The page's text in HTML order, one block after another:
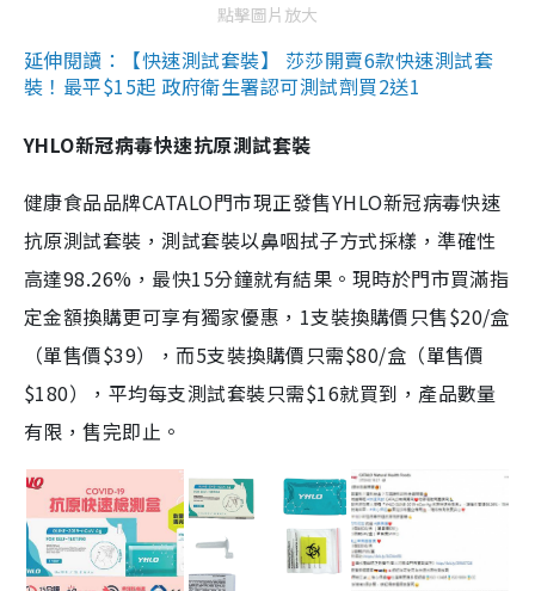
點擊圖片放大
延伸閱讀：【快速測試套裝】 莎莎開賣6款快速測試套
裝！最平$15起 政府衛生署認可測試劑買2送1
YHLO新冠病毒快速抗原測試套裝
健康食品品牌CATALO門市現正發售YHLO新冠病毒快速
抗原測試套裝，測試套裝以鼻咽拭子方式採樣，準確性
高達98.26%，最快15分鐘就有結果。現時於門市買滿指
定金額換購更可享有獨家優惠，1支裝換購價只售$20/盒
（單售價$39），而5支裝換購價只需$80/盒（單售價
$180），平均每支測試套裝只需$16就買到，產品數量
有限，售完即止。